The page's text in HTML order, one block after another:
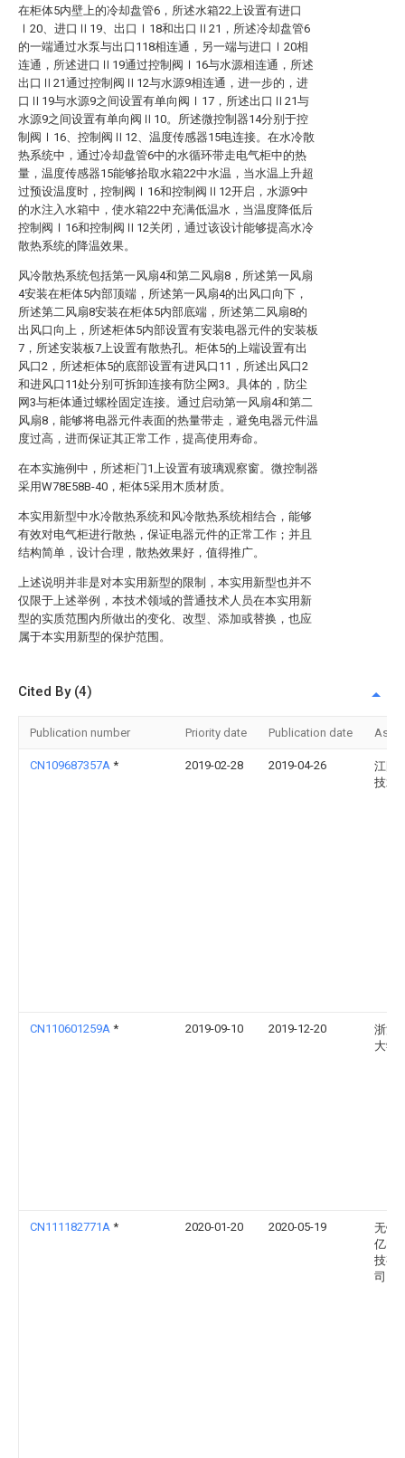
在柜体5内壁上的冷却盘管6，所述水箱22上设置有进口
Ⅰ20、进口Ⅱ19、出口Ⅰ18和出口Ⅱ21，所述冷却盘管6
的一端通过水泵与出口118相连通，另一端与进口Ⅰ20相
连通，所述进口Ⅱ19通过控制阀Ⅰ16与水源相连通，所述
出口Ⅱ21通过控制阀Ⅱ12与水源9相连通，进一步的，进
口Ⅱ19与水源9之间设置有单向阀Ⅰ17，所述出口Ⅱ21与
水源9之间设置有单向阀Ⅱ10。所述微控制器14分别于控
制阀Ⅰ16、控制阀Ⅱ12、温度传感器15电连接。在水冷散
热系统中，通过冷却盘管6中的水循环带走电气柜中的热
量，温度传感器15能够拾取水箱22中水温，当水温上升超
过预设温度时，控制阀Ⅰ16和控制阀Ⅱ12开启，水源9中
的水注入水箱中，使水箱22中充满低温水，当温度降低后
控制阀Ⅰ16和控制阀Ⅱ12关闭，通过该设计能够提高水冷
散热系统的降温效果。
风冷散热系统包括第一风扇4和第二风扇8，所述第一风扇
4安装在柜体5内部顶端，所述第一风扇4的出风口向下，
所述第二风扇8安装在柜体5内部底端，所述第二风扇8的
出风口向上，所述柜体5内部设置有安装电器元件的安装板
7，所述安装板7上设置有散热孔。柜体5的上端设置有出
风口2，所述柜体5的底部设置有进风口11，所述出风口2
和进风口11处分别可拆卸连接有防尘网3。具体的，防尘
网3与柜体通过螺栓固定连接。通过启动第一风扇4和第二
风扇8，能够将电器元件表面的热量带走，避免电器元件温
度过高，进而保证其正常工作，提高使用寿命。
在本实施例中，所述柜门1上设置有玻璃观察窗。微控制器
采用W78E58B-40，柜体5采用木质材质。
本实用新型中水冷散热系统和风冷散热系统相结合，能够
有效对电气柜进行散热，保证电器元件的正常工作；并且
结构简单，设计合理，散热效果好，值得推广。
上述说明并非是对本实用新型的限制，本实用新型也并不
仅限于上述举例，本技术领域的普通技术人员在本实用新
型的实质范围内所做出的变化、改型、添加或替换，也应
属于本实用新型的保护范围。
Cited By (4)
Publication number Priority date Publication date
CN109687357A * 2019-02-28 2019-04-26
江阴
技术
CN110601259A * 2019-09-10 2019-12-20
浙江
大学
CN111182771A * 2020-01-20 2020-05-19
无锡
亿电
技有
司